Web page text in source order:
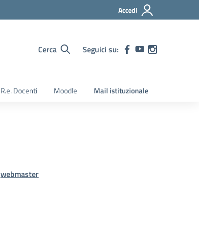
Accedi
Cerca Seguici su:
R.e. Docenti Moodle Mail istituzionale
webmaster